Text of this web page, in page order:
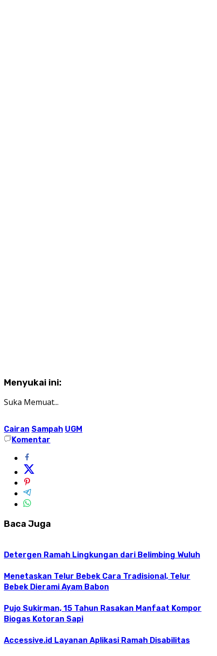
Menyukai ini:
Suka Memuat...
Cairan Sampah UGM
Komentar
Baca Juga
Detergen Ramah Lingkungan dari Belimbing Wuluh
Menetaskan Telur Bebek Cara Tradisional, Telur
Bebek Dierami Ayam Babon
Pujo Sukirman, 15 Tahun Rasakan Manfaat Kompor
Biogas Kotoran Sapi
Accessive.id Layanan Aplikasi Ramah Disabilitas